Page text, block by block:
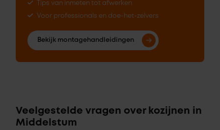
Tips van inmeten tot afwerken
Voor professionals en doe-het-zelvers
Bekijk montagehandleidingen
Veelgestelde vragen over kozijnen in
Middelstum